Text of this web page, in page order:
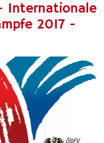
Internationale
2017 -